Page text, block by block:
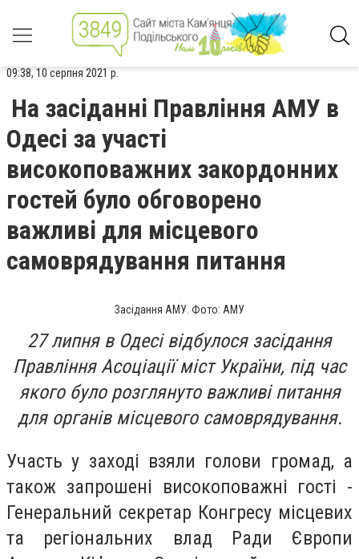
09:38, 10 серпня 2021 р.
На засіданні Правління АМУ в
Одесі за участі
високоповажних закордонних
гостей було обговорено
важливі для місцевого
самоврядування питання
Засідання АМУ. Фото: АМУ
27 липня в Одесі відбулося засідання
Правління Асоціації міст України, під час
якого було розглянуто важливі питання
для органів місцевого самоврядування.
Участь у заході взяли голови громад, а
також запрошені високоповажні гості -
Генеральний секретар Конгресу місцевих
та регіональних влад Ради Європи